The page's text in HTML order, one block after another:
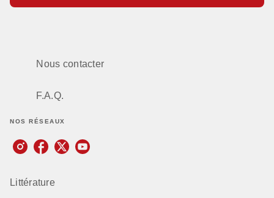
Nous contacter
F.A.Q.
NOS RÉSEAUX
Littérature